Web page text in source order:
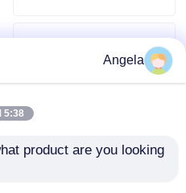
همه موارد
Angela
5:38 PM
product are you looking